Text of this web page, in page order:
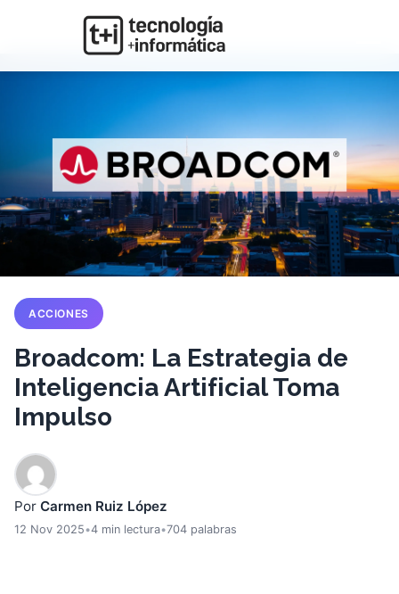
ACCIONES
Broadcom: La Estrategia de
Inteligencia Artificial Toma
Impulso
Por Carmen Ruiz López
12 Nov 2025•4 min lectura•704 palabras